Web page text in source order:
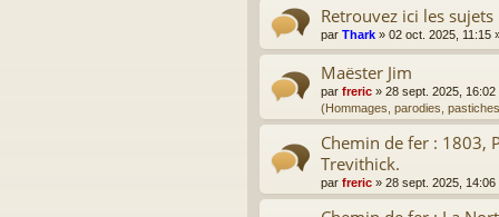
Retrouvez ici les
par Thark » 02 oct. 2025, 11:15
Maëster Jim
par freric » 28 sept. 2025, 16:02
(Hommages, parodies,
Chemin de fer : 1803,
Trevithick.
par freric » 28 sept. 2025, 14:06